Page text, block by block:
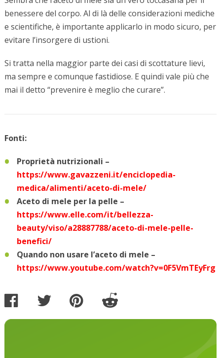
benessere del corpo. Al di là delle considerazioni mediche
e scientifiche, è importante applicarlo in modo sicuro, per
evitare l’insorgere di ustioni.
Si tratta nella maggior parte dei casi di scottature lievi,
ma sempre e comunque fastidiose. E quindi vale più che
mai il detto “prevenire è meglio che curare”.
Fonti:
Proprietà nutrizionali –
https://www.gavazzeni.it/enciclopedia-
medica/alimenti/aceto-di-mele/
Aceto di mele per la pelle –
https://www.elle.com/it/bellezza-
beauty/viso/a28887788/aceto-di-mele-pelle-
benefici/
Quando non usare l’aceto di mele –
https://www.youtube.com/watch?v=0F5VmTEyFrg